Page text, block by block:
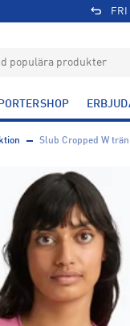
FRI
Slub Cropped W